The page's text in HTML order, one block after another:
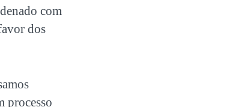
com
dos
processo